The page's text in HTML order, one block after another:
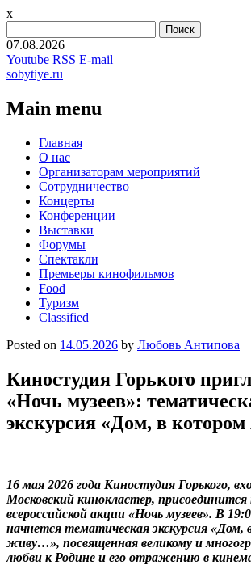
x
07.08.2026
Youtube RSS E-mail
sobytiye.ru
Main menu
Skip
content
Главная
О нас
Организаторам мероприятий
Сотрудничество
Концерты
Конференции
Выставки
Форумы
Спектакли
Премьеры кинофильмов
Food
Туризм
Сlassified
Posted on 14.05.2026 by Любовь Антипова
Киностудия Горького
«Ночь музеев»:
экскурсия «Дом, в
16 мая 2026 года Киностудия Горького,
Московский кинокластер,
всероссийской акции «Ночь музеев». В
начнется тематическая экскурсия «Дом,
живу…», посвященная великому и
любви к Родине и его отражению в